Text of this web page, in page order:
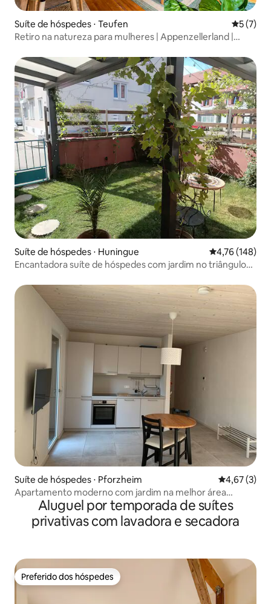
Suíte de hóspedes ⋅ Teufen 5 de
5 (7)
Retiro na natureza para mulheres | Appenzellerland |
Suíte de hóspedes ⋅ Huningue 4,76 de uma
4,76 (148)
Encantadora suíte de hóspedes com jardim no triângulo
Suíte de hóspedes ⋅ Pforzheim 4,67 de
4,67 (3)
Apartamento moderno com jardim na melhor área
residencial
Aluguel por temporada de suítes
privativas com lavadora e secadora
Preferido dos hóspedes
Preferido dos hóspedes